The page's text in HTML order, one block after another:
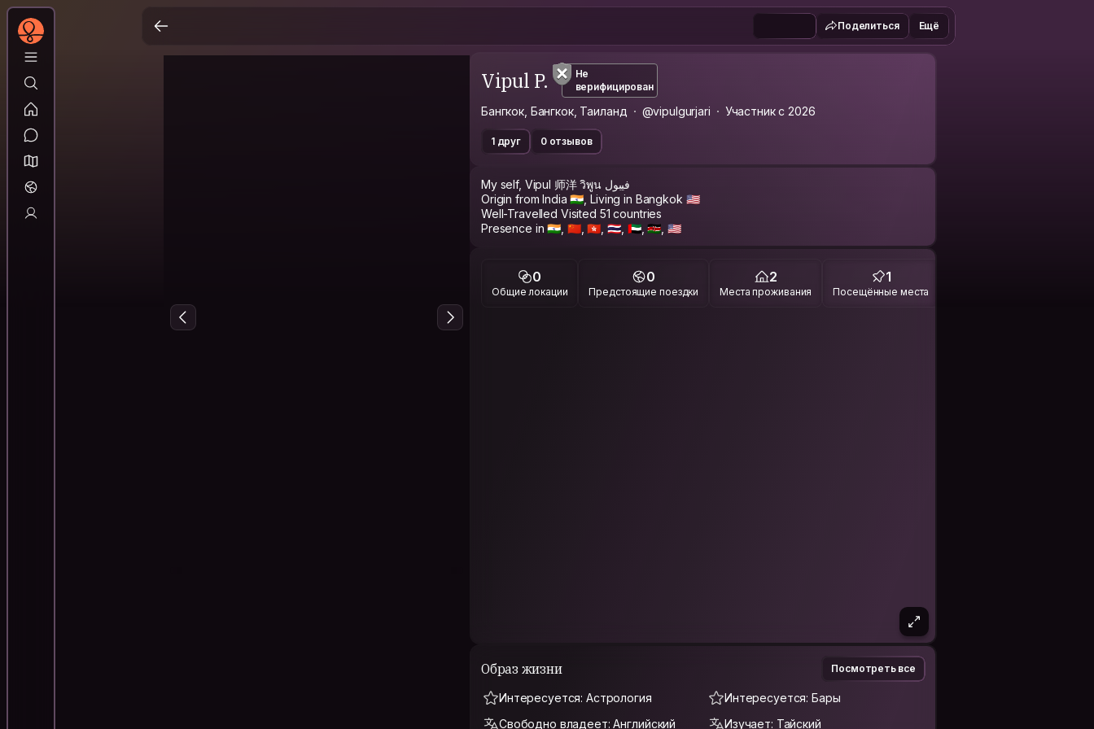
Поделиться Ещё
Vipul P.
Не
верифицирован
Бангкок, Бангкок, Таиланд @vipulgurjari Участник с 2026
1 друг 0 отзывов
My self, Vipul 师洋 วิพูน فيبول
Origin from India 🇮🇳, Living in Bangkok 🇺🇸
Well-Travelled Visited 51 countries
Presence in 🇮🇳, 🇨🇳, 🇭🇰, 🇹🇭, 🇦🇪, 🇰🇪, 🇺🇸
0
Общие локации
0
Предстоящие поездки
2
Места проживания
1
Посещённые места
Образ жизни Посмотреть все
Интересуется: Астрология
Интересуется: Бары
Свободно владеет: Английский
Изучает: Тайский